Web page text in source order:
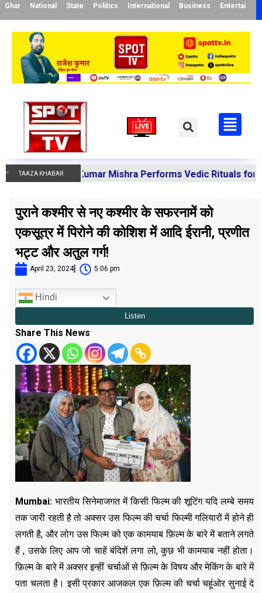
Ghar National State Politics International Business
TAAZA KHABAR
Manoj Kumar Mishra Performs Vedic Rituals for the
पुराने कश्मीर से नए कश्मीर के सफरनामें को
एकसूत्र में पिरोने की कोशिश में आदि ईरानी, प्रणीत
भट्ट और अतुल गर्ग!
April 23, 2024 5:06 pm
Hindi
Share This News
Mumbai: भारतीय सिनेमाजगत में किसी फिल्म की शूटिंग यदि लम्बे समय
तक जारी रहती है तो अक्सर उस फिल्म की चर्चा फिल्मी गलियारों में होने ही
लगती है, और लोग उस फिल्म को एक कामयाब फ़िल्म के बारे में बताने लगते
हैं , उसके लिए आप जो चाहें बंदिशें लगा लो, कुछ भी कामयाब नहीं होता।
फ़िल्म के बारे में अक्सर इन्हीं चर्चाओं से फ़िल्म के विषय और मेकिंग के बारे में
पता चलता है। इसी प्रकार आजकल एक फ़िल्म की चर्चा चहूंओर सुनाई दे